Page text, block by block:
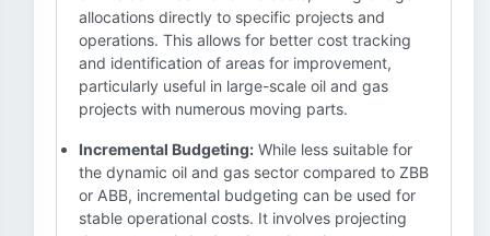
allocations directly to specific projects and
operations. This allows for better cost tracking
and identification of areas for improvement,
particularly useful in large-scale oil and gas
projects with numerous moving parts.
Incremental Budgeting: While less suitable for
the dynamic oil and gas sector compared to ZBB
or ABB, incremental budgeting can be used for
stable operational costs. It involves projecting